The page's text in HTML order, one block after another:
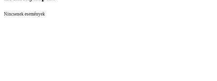
Nincsenek események